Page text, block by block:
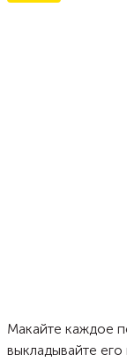
Макайте каждое
выкладывайте